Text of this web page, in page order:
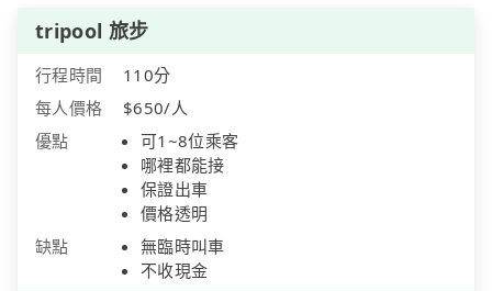
tripool 旅步
行程時間
110分
每人價格
$650/人
優點
可1~8位乘客
哪裡都能接
保證出車
價格透明
缺點
無臨時叫車
不收現金